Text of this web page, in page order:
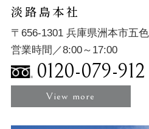
淡路島本社
〒656-1301 兵庫県洲本市五
営業時間／8:00～17:00
0120-079-912
View more